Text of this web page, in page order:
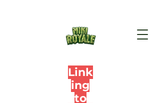
Link
ing
to